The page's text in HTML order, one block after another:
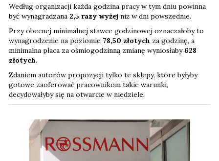
Według organizacji każda godzina pracy w tym dniu powinna
być wynagradzana 2,5 razy wyżej niż w dni powszednie.
Przy obecnej minimalnej stawce godzinowej oznaczałoby to
wynagrodzenie na poziomie 78,50 złotych za godzinę, a
minimalna płaca za ośmiogodzinną zmianę wyniosłaby 628
złotych.
Zdaniem autorów propozycji tylko te sklepy, które byłyby
gotowe zaoferować pracownikom takie warunki,
decydowałyby się na otwarcie w niedziele.